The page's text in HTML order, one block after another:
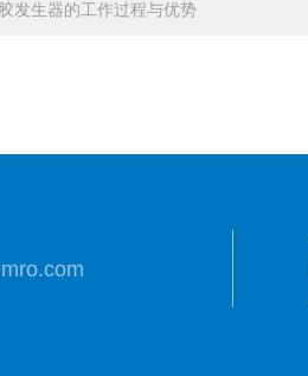
发生器的工作过程与优势